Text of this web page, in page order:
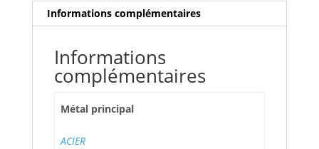
Informations complémentaires
Informations
complémentaires
Métal principal
ACIER